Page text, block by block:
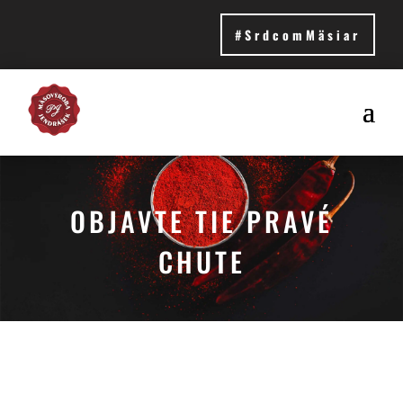
#SrdcomMäsiar
OBJAVTE TIE PRAVÉ
CHUTE